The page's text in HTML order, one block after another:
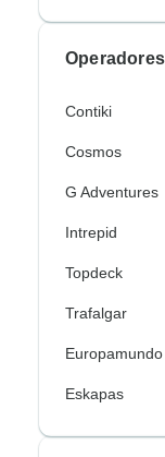
Contiki
Cosmos
G Adventures
Intrepid
Topdeck
Trafalgar
Europamundo
Eskapas